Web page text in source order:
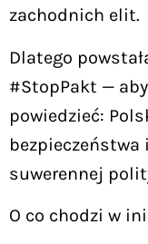
zachodnich elit.
Dlatego
#StopPakt —
powiedzieć:
bezpieczeństwa
suwerennej
O co chodzi w